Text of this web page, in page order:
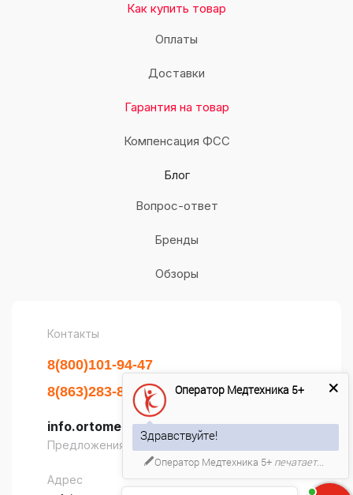
Как купить товар
Оплаты
Доставки
Гарантия на товар
Компенсация ФСС
Блог
Вопрос-ответ
Бренды
Обзоры
Контакты
8(800)101-94-47
8(863)283-80-02
info.ortomedplus@gmail.com
Предложения и сотрудничество
Адрес
Оператор Медтехника 5+
Здравствуйте!
Оператор Медтехника 5+ печатает...